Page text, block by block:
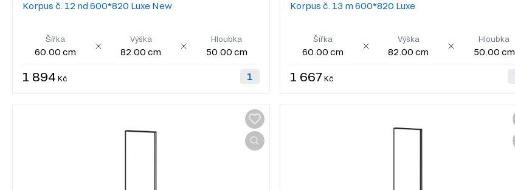
Korpus č. 12 nd 600*820 Luxe New
Šířka
60.00 cm
Výška
82.00 cm
Hloubka
50.00 cm
1 894 Kč
Korpus č. 13 m 600*820 Luxe
Šířka
60.00 cm
Výška
82.00 cm
Hloubka
50.00 cm
1 667 Kč